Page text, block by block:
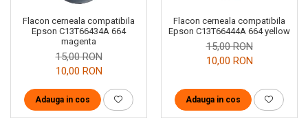
Flacon cerneala compatibila
Epson C13T66434A 664
magenta
15,00 RON
10,00 RON
Adauga in cos
Flacon cerneala compatibila
Epson C13T66444A 664 yellow
15,00 RON
10,00 RON
Adauga in cos